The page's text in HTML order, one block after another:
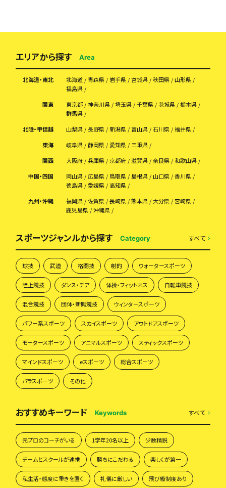
エリアから探す Area
北海道・東北 北海道 青森県 岩手県 宮城県 秋田県
山形県
福島県
関東
東京都 神奈川県 埼玉県 千葉県 茨城県
栃木県
群馬県
北陸・甲信越
山梨県 長野県 新潟県 富山県 石川県
福井県
東海
岐阜県 静岡県 愛知県
三重県
関西
大阪府 兵庫県 京都府 滋賀県 奈良県
和歌山県
中国・四国
岡山県 広島県 鳥取県 島根県 山口県
香川県
徳島県
愛媛県
高知県
九州・沖縄
福岡県 佐賀県 長崎県 熊本県 大分県
宮崎県
鹿児島県
沖縄県
スポーツジャンルから探す Category すべて
球技 武道 格闘技 射的 ウォータースポーツ
陸上競技 ダンス・チア 体操・フィットネス 自転車競技
混合競技 団体・新興競技 ウィンタースポーツ
パワー系スポーツ スカイスポーツ アウトドアスポーツ
モータースポーツ アニマルスポーツ スティックスポーツ
マインドスポーツ eスポーツ 総合スポーツ
パラスポーツ その他
おすすめキーワード Keywords すべて
元プロのコーチがいる 1学年20名以上 少数精鋭
チームとスクールが連携 勝ちにこだわる 楽しくが第一
私生活・態度に重きを置く 礼儀に厳しい 飛び級制度あり